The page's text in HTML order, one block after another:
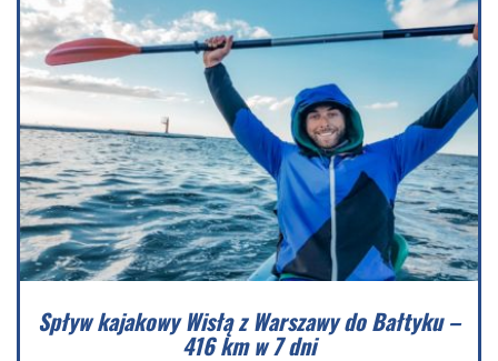
Spływ kajakowy Wisłą z Warszawy do Bałtyku –
416 km w 7 dni